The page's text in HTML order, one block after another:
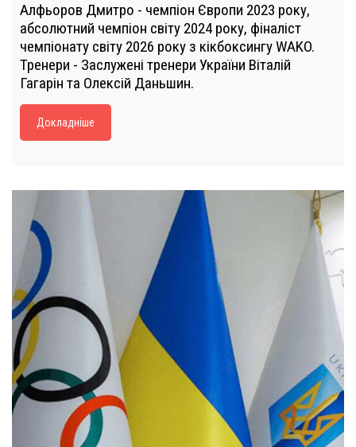
Алфьоров Дмитро - чемпіон Європи 2023 року,
абсолютний чемпіон світу 2024 року, фіналіст
чемпіонату світу 2026 року з кікбоксингу WAKO.
Тренери - Заслужені тренери України Віталій
Гагарін та Олексій Даньшин.
Докладніше